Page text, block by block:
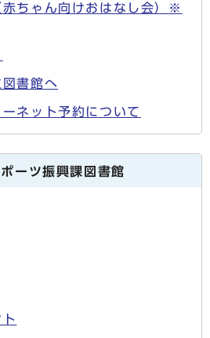
赤ちゃん向けおはなし会）※
書館へ
ーネット予約について
ーツ振興課図書館